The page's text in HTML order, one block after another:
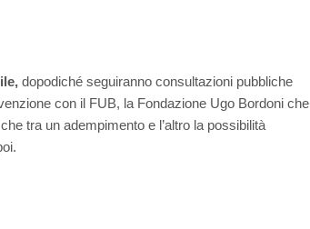
dopodiché seguiranno consultazioni pubbliche
con il FUB, la Fondazione Ugo Bordoni che
tra un adempimento e l’altro la possibilità